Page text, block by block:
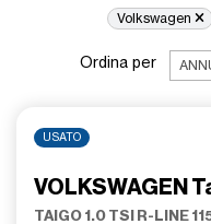
Volkswagen
Ordina per
USATO
VOLKSWAGEN
TAIGO 1.0 TSI R-LINE